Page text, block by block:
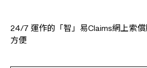
24/7 運作的「智」易Claims網上索
方便